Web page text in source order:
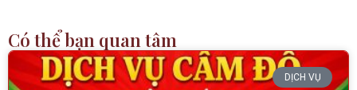
Có thể bạn quan tâm
DỊCH VỤ